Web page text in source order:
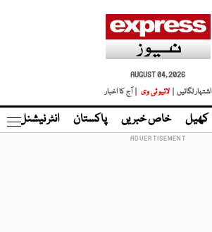
AUGUST 04, 2026
اشتہار لگائیں |
لائیو ٹی وی | آج کا اخبار
کھیل خاص خبریں پاکستان انٹر نیشنل